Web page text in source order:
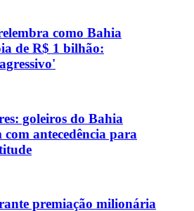
como Bahia
de R$ 1 bilhão:
goleiros do Bahia
com antecedência para
premiação milionária